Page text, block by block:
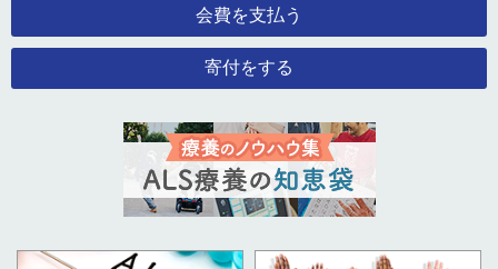
会費を支払う
寄付をする